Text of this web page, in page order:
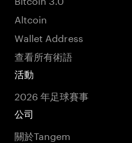
Altcoin
Wallet Address
查看所有術語
活動
2026 年足球賽事
公司
關於Tangem